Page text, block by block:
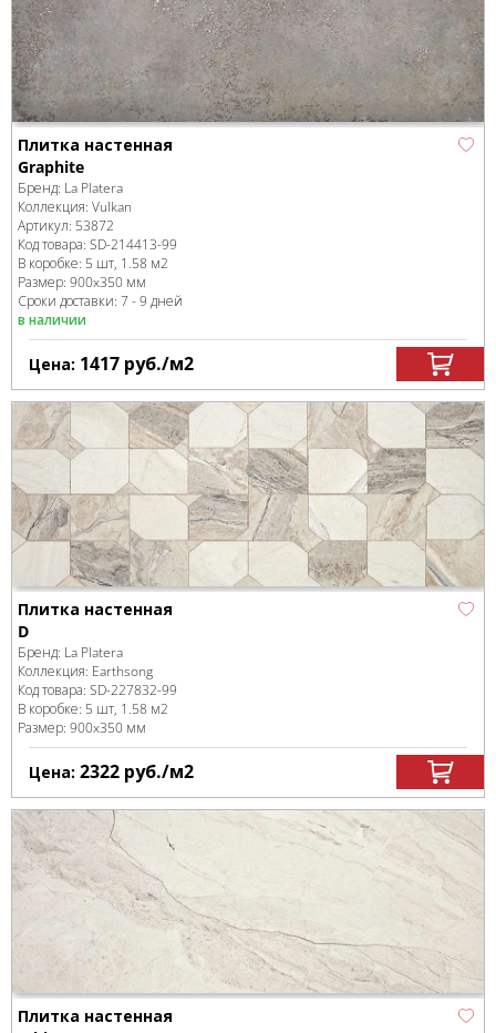
Плитка настенная
Graphite
Бренд: La Platera
Коллекция: Vulkan
Артикул: 53872
Код товара: SD-214413-99
В коробке: 5 шт, 1.58 м2
Размер: 900x350 мм
Сроки доставки: 7 - 9 дней
в наличии
Цена: 1417 руб./м2
Плитка настенная
D
Бренд: La Platera
Коллекция: Earthsong
Код товара: SD-227832-99
В коробке: 5 шт, 1.58 м2
Размер: 900x350 мм
Цена: 2322 руб./м2
Плитка настенная